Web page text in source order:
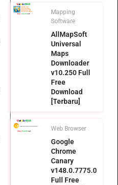
Mapping
Software
AllMapSoft
Universal
Maps
Downloader
v10.250 Full
Free
Download
[Terbaru]
Web Browser
Google
Chrome
Canary
v148.0.7775.0
Full Free